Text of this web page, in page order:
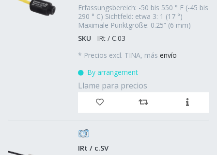
Erfassungsbereich: -50 bis 550 ° F (-45 bis
290 ° C) Sichtfeld: etwa 3: 1 (17 °)
Maximale Punktgröße: 0.25” (6 mm)
SKU
IRt / C.03
* Precios excl. TINA, más envío
By arrangement
Llame para precios
IRt / c.SV